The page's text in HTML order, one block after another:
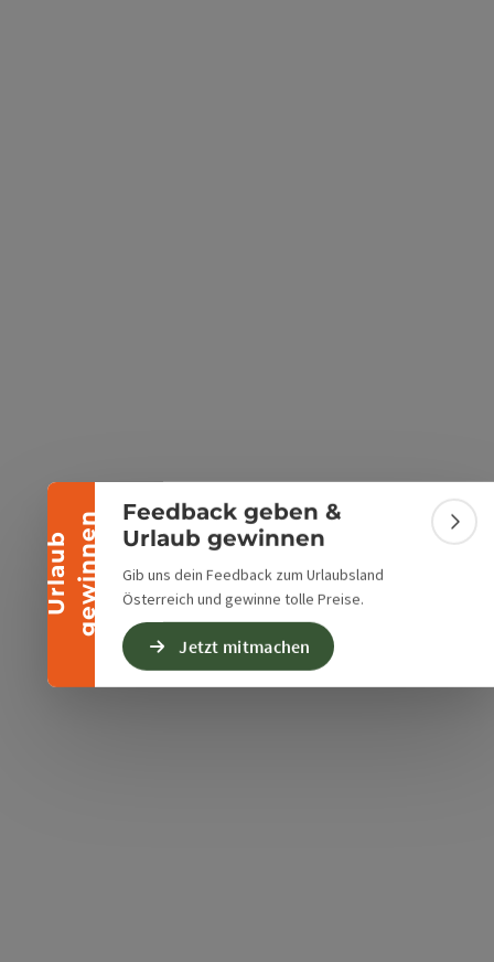
U
r
l
a
u
b
g
e
w
i
n
n
en
Banner einklappen
Feedback geben &
Urlaub gewinnen
Gib uns dein Feedback zum Urlaubsland
Österreich und gewinne tolle Preise.
Jetzt mitmachen
öffnenöffnen